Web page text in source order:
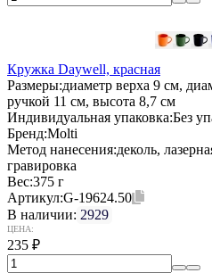
Кружка Daywell, красная
Размеры:диаметр верха 9 см,
ручкой 11 см, высота 8,7 см
Индивидуальная упаковка:Без
Бренд:Molti
Метод нанесения:деколь,
гравировка
Вес:375 г
Артикул:G-19624.50
В наличии: 2929
ЦЕНА:
235 ₽